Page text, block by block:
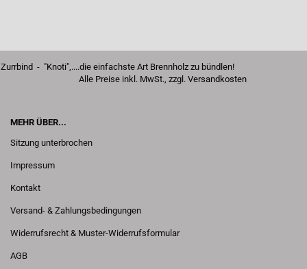
Zurrbind - "Knoti",....die einfachste Art Brennholz zu bündlen!
Alle Preise inkl. MwSt., zzgl. Versandkosten
MEHR ÜBER...
Sitzung unterbrochen
Impressum
Kontakt
Versand- & Zahlungsbedingungen
Widerrufsrecht & Muster-Widerrufsformular
AGB